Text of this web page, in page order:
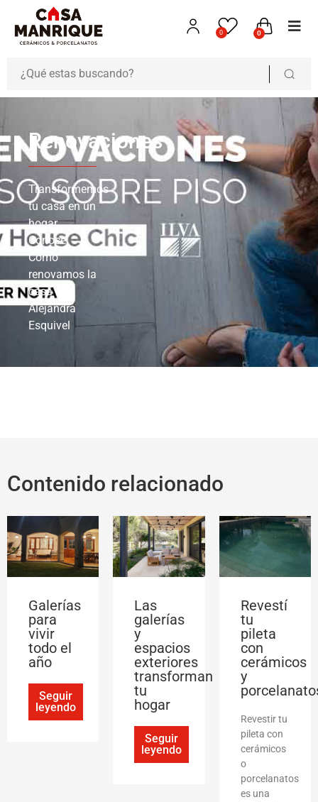
0 0
Renovaciones
Transformemos
tu casa en un
hogar.
Conoce
Cómo
renovamos la
casa de
Alejandra
Esquivel
Contenido relacionado
Galerías
para
vivir
todo el
año
Seguir
leyendo
Las
galerías
y
espacios
exteriores
transforman
tu
hogar
Seguir
leyendo
Revestí
tu
pileta
con
cerámicos
y
Revestir tu
pileta con
cerámicos
o
porcelanatos
es una